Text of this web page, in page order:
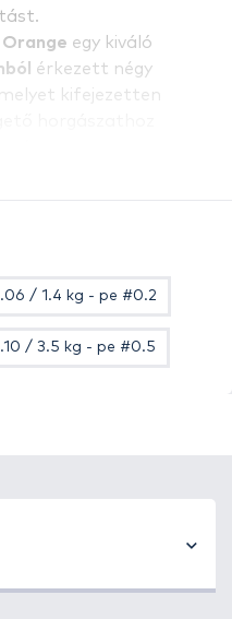
Orange egy kiváló
érkezett négy
kifejezetten
azok számára, akik
/ 1.4 kg - pe #0.2
/ 3.5 kg - pe #0.5